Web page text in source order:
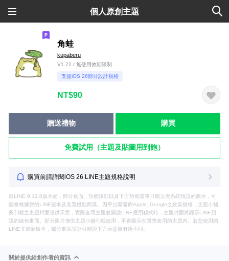
個人原創主題
角蛙
kupaberu
V1.72 / 無使用效期限制
支援iOS 26部分設計規格
NT$90
贈送禮物 購買
免費試用（主題及貼圖用到飽）
購買前請詳閱iOS 26 LINE主題規格說明
自LINE 9.12.0版本起，部分頁面、功能按鈕以及下方功能選單只能呈現系統預設的圖示，可
能會根據您的LINE版本及裝置機型而異。因平台開發商Apple, Google之政策規格，主題小舖
所刊載之主題封面僅供示意，實際套用主題並開啟LINE應用程式時，主題封面將顯示LINE預
設的綠色畫面。部分圖片僅供主題小舖刊載使用，不會顯示在實際套用的主題內。若您使用的
LINE非最新版本，部分畫面設計可能與下方示意圖有所不同。
關於提供給創作者的資訊